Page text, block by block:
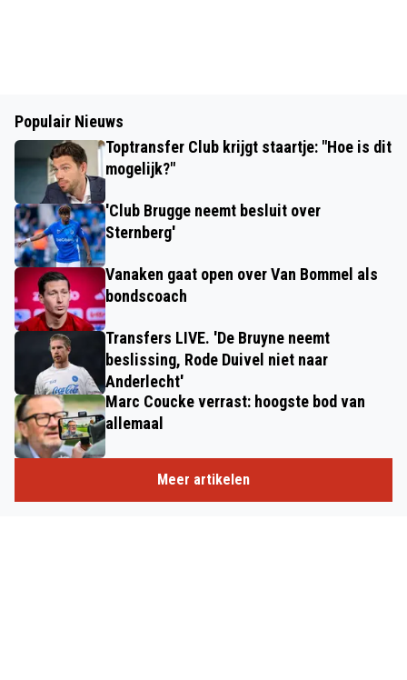
Populair Nieuws
Toptransfer Club krijgt staartje: "Hoe is dit
mogelijk?"
'Club Brugge neemt besluit over
Sternberg'
Vanaken gaat open over Van Bommel als
bondscoach
Transfers LIVE. 'De Bruyne neemt
beslissing, Rode Duivel niet naar
Anderlecht'
Marc Coucke verrast: hoogste bod van
allemaal
Meer artikelen